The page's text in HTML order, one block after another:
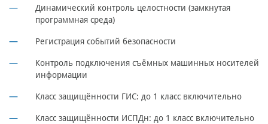
Динамический контроль целостности (замкнутая
программная среда)
Регистрация событий безопасности
Контроль подключения съёмных машинных носителей
информации
Класс защищённости ГИС: до 1 класс включительно
Класс защищённости ИСПДн: до 1 класс включительно